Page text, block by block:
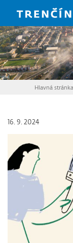
Hlavná stránka
16. 9. 2024